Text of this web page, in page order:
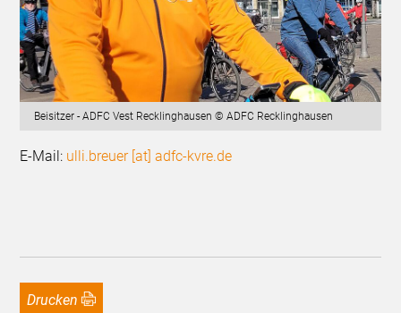
Beisitzer - ADFC Vest Recklinghausen © ADFC Recklinghausen
E-Mail: ulli.breuer [at] adfc-kvre.de
Drucken